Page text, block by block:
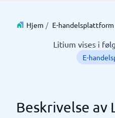
Hjem / E-handelsplattform
Litium vises i
E-
Beskrivelse av